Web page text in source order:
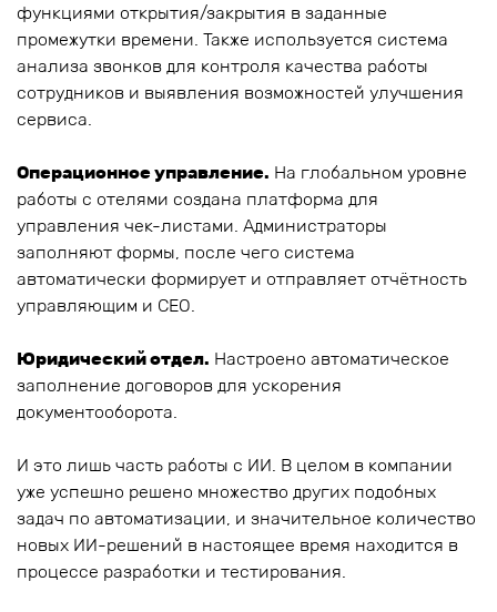
функциями открытия/закрытия в заданные
промежутки времени. Также используется система
анализа звонков для контроля качества работы
сотрудников и выявления возможностей улучшения
сервиса.
Операционное управление. На глобальном уровне
работы с отелями создана платформа для
управления чек-листами. Администраторы
заполняют формы, после чего система
автоматически формирует и отправляет отчётность
управляющим и CEO.
Юридический отдел. Настроено автоматическое
заполнение договоров для ускорения
документооборота.
И это лишь часть работы с ИИ. В целом в компании
уже успешно решено множество других подобных
задач по автоматизации, и значительное количество
новых ИИ-решений в настоящее время находится в
процессе разработки и тестирования.